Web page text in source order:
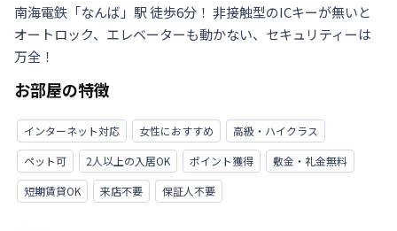
南海電鉄「なんば」駅 徒歩6分！ 非接触型のICキーが無いと
オートロック、エレベーターも動かない、セキュリティーは
万全！
お部屋の特徴
インターネット対応 女性におすすめ
高級・ハイクラス
ペット可
2人以上の入居OK ポイント獲得
敷金・礼金無料
短期賃貸OK
来店不要 保証人不要